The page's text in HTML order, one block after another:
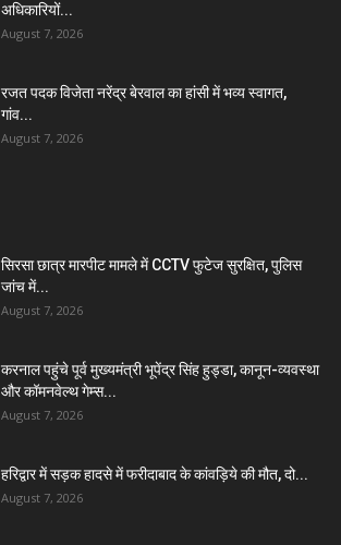
अधिकारियों...
August 7, 2026
रजत पदक विजेता नरेंद्र बेरवाल का हांसी में भव्य स्वागत,
गांव...
August 7, 2026
सिरसा छात्र मारपीट मामले में CCTV फुटेज सुरक्षित, पुलिस
जांच में...
August 7, 2026
करनाल पहुंचे पूर्व मुख्यमंत्री भूपेंद्र सिंह हुड्डा, कानून-व्यवस्था
और कॉमनवेल्थ गेम्स...
August 7, 2026
हरिद्वार में सड़क हादसे में फरीदाबाद के कांवड़िये की मौत, दो...
August 7, 2026